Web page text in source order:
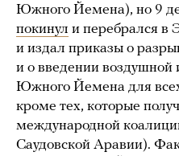
Южного Йемена), но 9
покинул и перебрался в
и издал приказы о
и о введении воздушной
Южного Йемена для
кроме тех, которые
международной
Саудовской Аравии).